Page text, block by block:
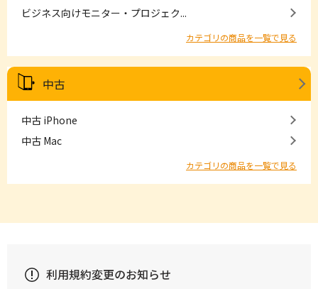
ビジネス向けモニター・プロジェク...
カテゴリの商品を一覧で見る
中古
中古 iPhone
中古 Mac
カテゴリの商品を一覧で見る
利用規約変更のお知らせ